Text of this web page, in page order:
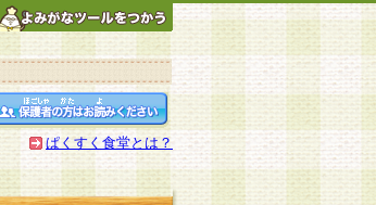
ぱくすく食堂とは？